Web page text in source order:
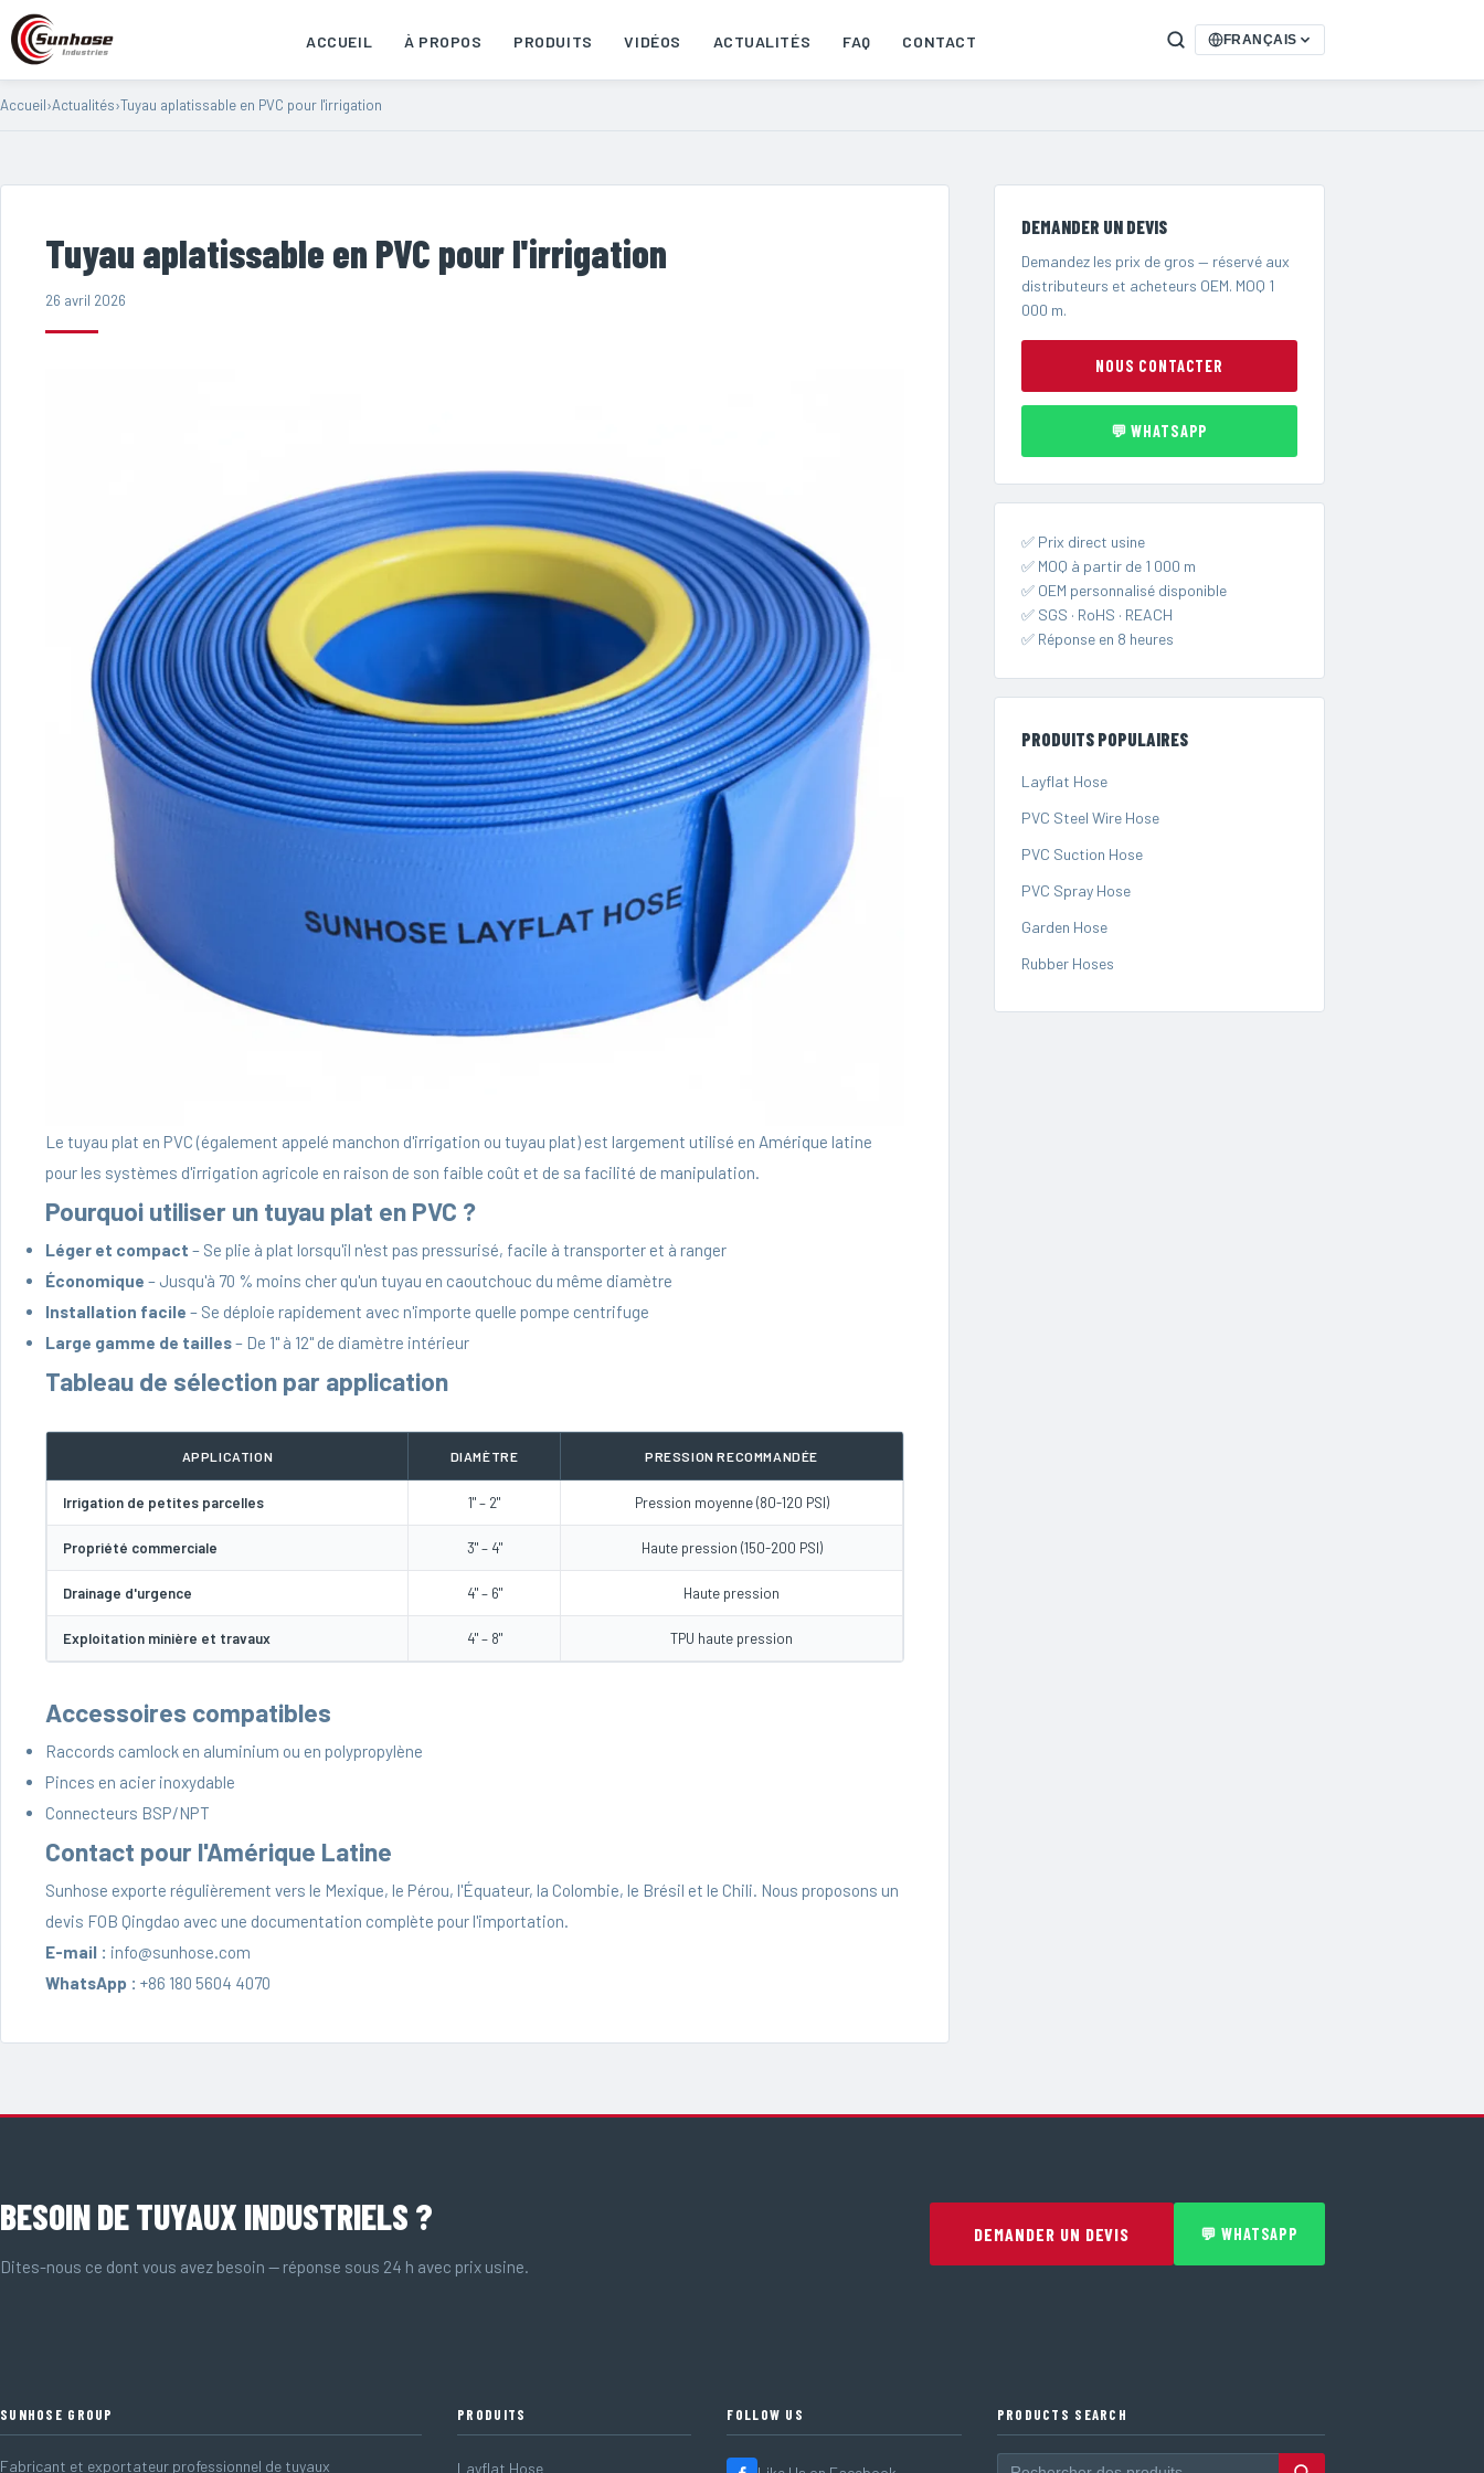
ACCUEIL À PROPOS PRODUITS VIDÉOS ACTUALITÉS FAQ CONTACT FRANÇAIS
Accueil›Actualités›Tuyau aplatissable en PVC pour l'irrigation
Tuyau aplatissable en PVC pour l'irrigation
26 avril 2026
Le tuyau plat en PVC (également appelé manchon d'irrigation ou tuyau plat) est largement utilisé en Amérique latine
pour les systèmes d'irrigation agricole en raison de son faible coût et de sa facilité de manipulation.
Pourquoi utiliser un tuyau plat en PVC ?
Léger et compact – Se plie à plat lorsqu'il n'est pas pressurisé, facile à transporter et à ranger
Économique – Jusqu'à 70 % moins cher qu'un tuyau en caoutchouc du même diamètre
Installation facile – Se déploie rapidement avec n'importe quelle pompe centrifuge
Large gamme de tailles– De 1" à 12" de diamètre intérieur
Tableau de sélection par application
APPLICATION DIAMÈTRE PRESSION RECOMMANDÉE
Irrigation de petites parcelles 1" – 2" Pression moyenne (80-120 PSI)
Propriété commerciale 3" – 4" Haute pression (150-200 PSI)
Drainage d'urgence 4" – 6" Haute pression
Exploitation minière et travaux 4" – 8" TPU haute pression
Accessoires compatibles
Raccords camlock en aluminium ou en polypropylène
Pinces en acier inoxydable
Connecteurs BSP/NPT
Contact pour l'Amérique Latine
Sunhose exporte régulièrement vers le Mexique, le Pérou, l'Équateur, la Colombie, le Brésil et le Chili. Nous proposons un
devis FOB Qingdao avec une documentation complète pour l'importation.
E-mail : info@sunhose.com
WhatsApp : +86 180 5604 4070
DEMANDER UN DEVIS
Demandez les prix de gros — réservé aux
distributeurs et acheteurs OEM. MOQ 1
000 m.
NOUS CONTACTER
💬 WHATSAPP
✅ Prix direct usine
✅ MOQ à partir de 1 000 m
✅ OEM personnalisé disponible
✅ SGS · RoHS · REACH
✅ Réponse en 8 heures
PRODUITS POPULAIRES
Layflat Hose
PVC Steel Wire Hose
PVC Suction Hose
PVC Spray Hose
Garden Hose
Rubber Hoses
BESOIN DE TUYAUX INDUSTRIELS ?
Dites-nous ce dont vous avez besoin — réponse sous 24 h avec prix usine.
DEMANDER UN DEVIS 💬 WHATSAPP
SUNHOSE GROUP
Fabricant et exportateur professionnel de tuyaux
PRODUITS
Layflat Hose
FOLLOW US PRODUCTS SEARCH